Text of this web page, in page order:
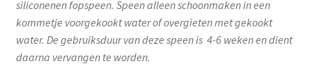
siliconenen fopspeen. Speen alleen schoonmaken in een
kommetje voorgekookt water of overgieten met gekookt
water. De gebruiksduur van deze speen is 4-6 weken en dient
daarna vervangen te worden.